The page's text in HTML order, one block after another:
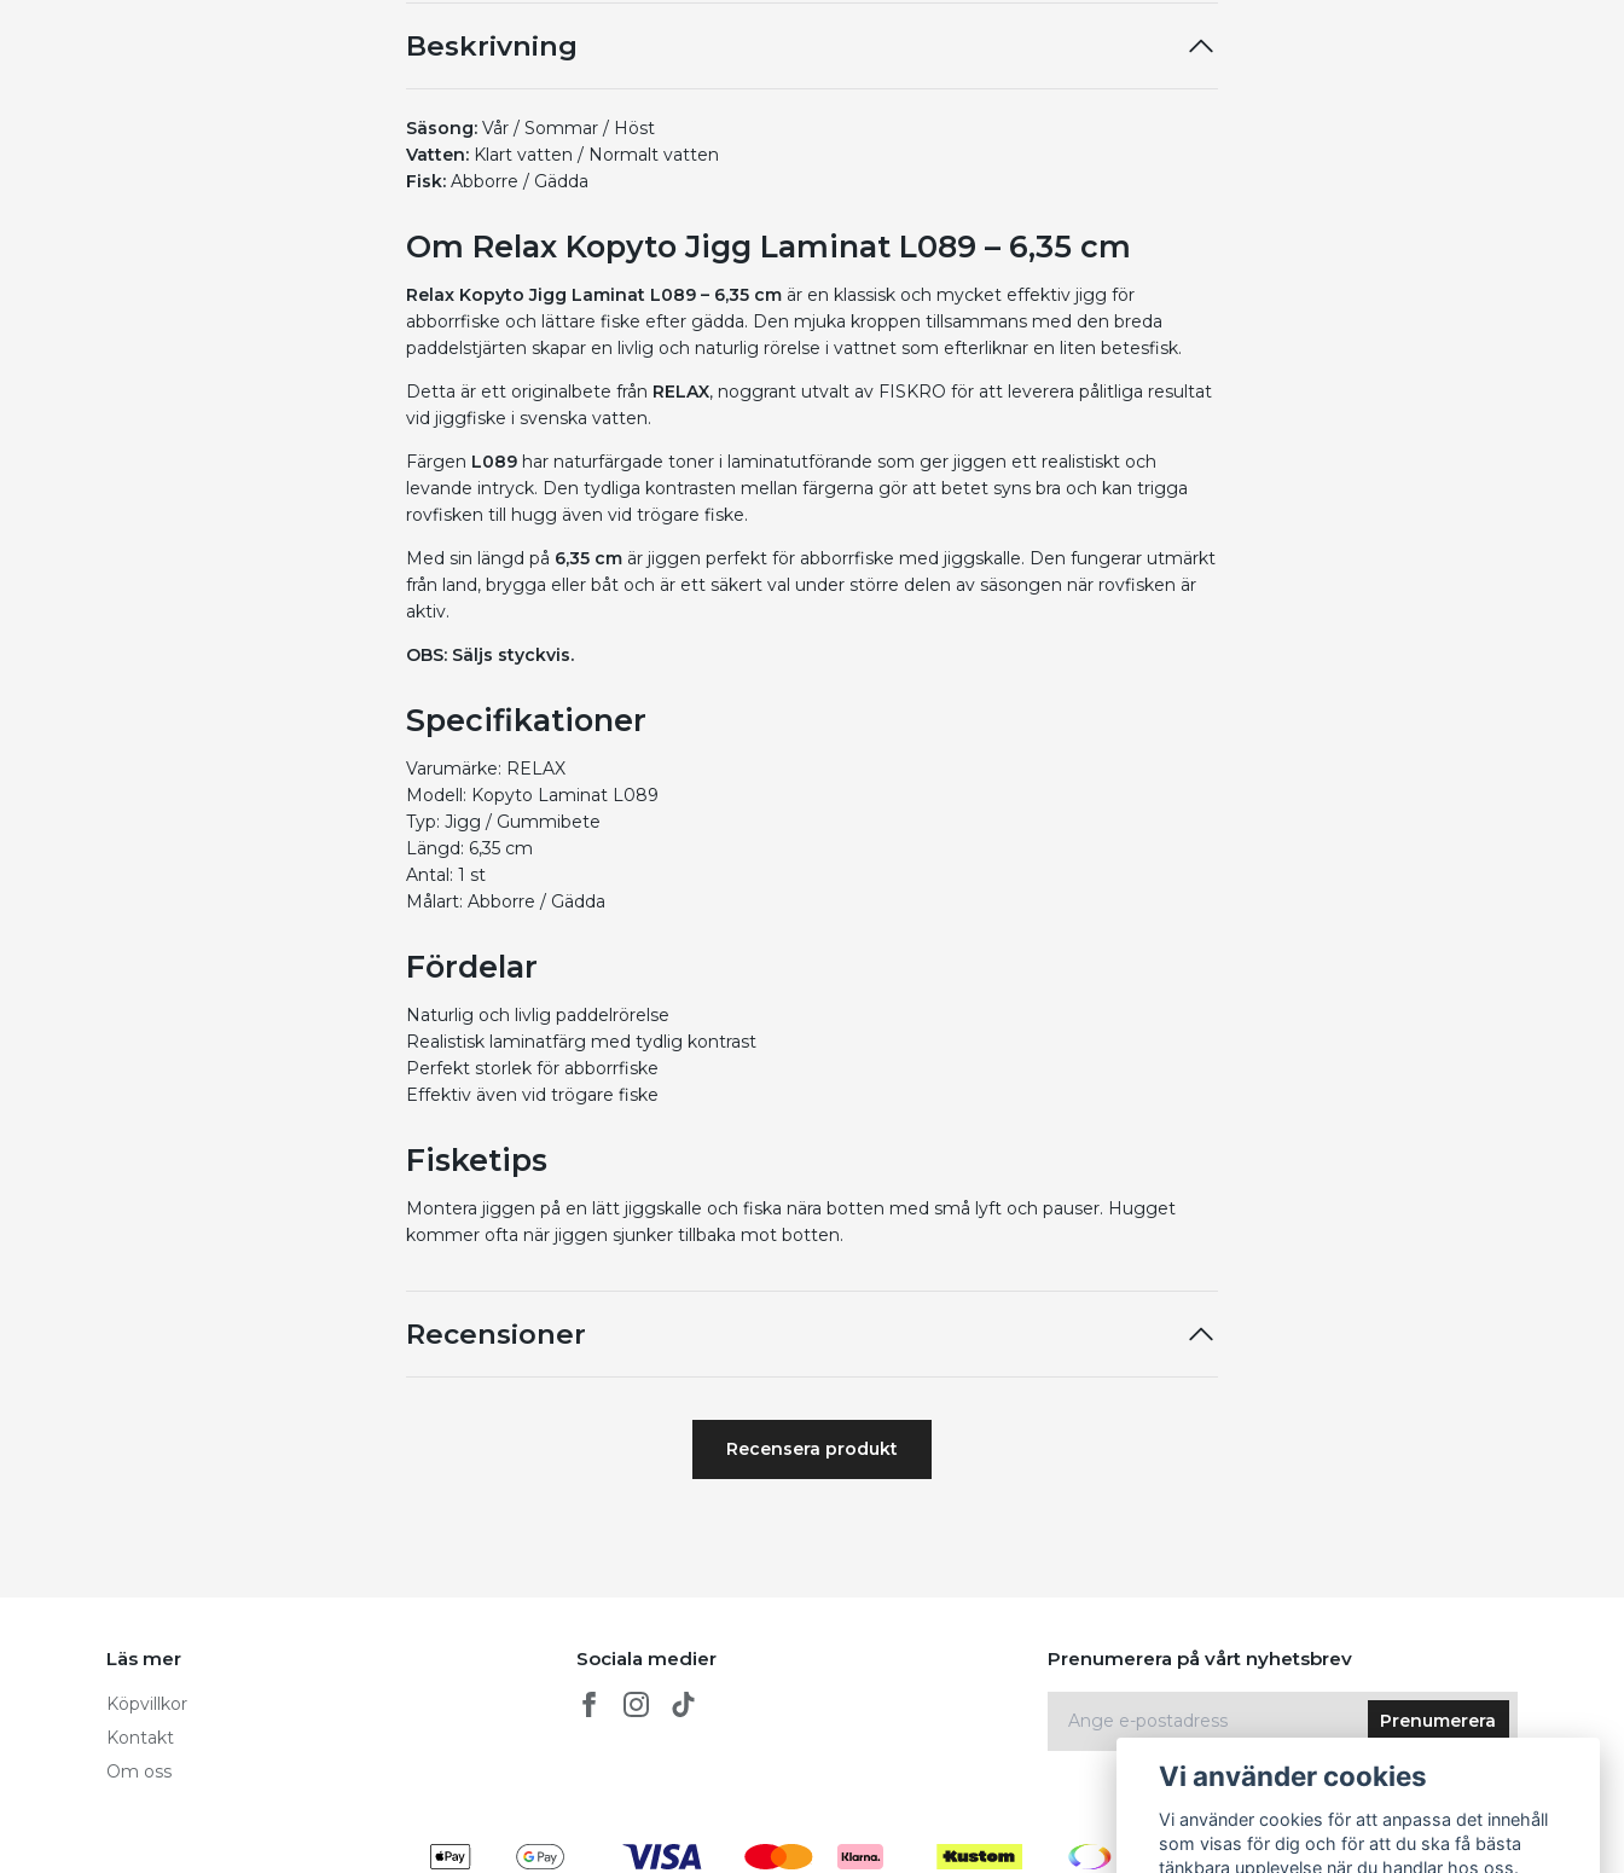
Beskrivning
Säsong: Vår / Sommar / Höst
Vatten: Klart vatten / Normalt vatten
Fisk: Abborre / Gädda
Om Relax Kopyto Jigg Laminat L089 – 6,35 cm
Relax Kopyto Jigg Laminat L089 – 6,35 cm är en klassisk och mycket effektiv jigg för
abborrfiske och lättare fiske efter gädda. Den mjuka kroppen tillsammans med den breda
paddelstjärten skapar en livlig och naturlig rörelse i vattnet som efterliknar en liten betesfisk.
Detta är ett originalbete från RELAX, noggrant utvalt av FISKRO för att leverera pålitliga resultat
vid jiggfiske i svenska vatten.
Färgen L089 har naturfärgade toner i laminatutförande som ger jiggen ett realistiskt och
levande intryck. Den tydliga kontrasten mellan färgerna gör att betet syns bra och kan trigga
rovfisken till hugg även vid trögare fiske.
Med sin längd på 6,35 cm är jiggen perfekt för abborrfiske med jiggskalle. Den fungerar utmärkt
från land, brygga eller båt och är ett säkert val under större delen av säsongen när rovfisken är
aktiv.
OBS: Säljs styckvis.
Specifikationer
Varumärke: RELAX
Modell: Kopyto Laminat L089
Typ: Jigg / Gummibete
Längd: 6,35 cm
Antal: 1 st
Målart: Abborre / Gädda
Fördelar
Naturlig och livlig paddelrörelse
Realistisk laminatfärg med tydlig kontrast
Perfekt storlek för abborrfiske
Effektiv även vid trögare fiske
Fisketips
Montera jiggen på en lätt jiggskalle och fiska nära botten med små lyft och pauser. Hugget
kommer ofta när jiggen sjunker tillbaka mot botten.
Recensioner
Recensera produkt
Läs mer
Köpvillkor
Kontakt
Om oss
Sociala medier Prenumerera på vårt nyhetsbrev
Prenumerera
Vi använder cookies
Vi använder cookies för att anpassa det innehåll
som visas för dig och för att du ska få bästa
tänkbara upplevelse när du handlar hos oss.